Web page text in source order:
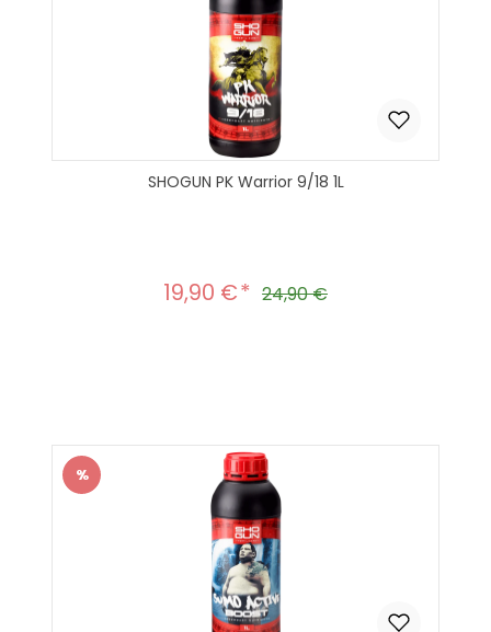
SHOGUN PK Warrior 9/18 1L
Verkaufspreis:
19,90 € Regulärer Preis:
24,90 €
Rabatt
%